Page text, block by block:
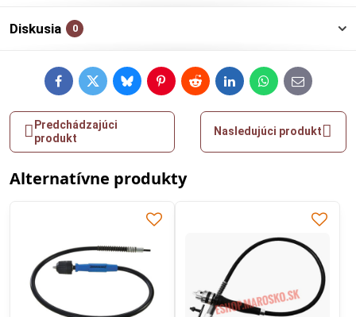
Diskusia 0
FacebookTwitterBlueskyPinterestRedditLinkedInWhatsApp
E-
mail
Predchádzajúci
produkt
Nasledujúci produkt
Alternatívne produkty